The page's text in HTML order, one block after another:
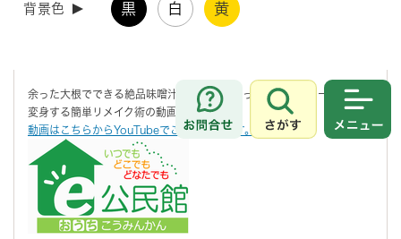
背景色 黒 白 黄
お問合せ
さがす
e公民館／余った大根で作る絶品味噌汁＆ラーメンに大
余った大根でできる絶品味噌汁の作り方と余った味噌汁がラーメンに大
変身する簡単リメイク術の動画です。
動画はこちらからYouTubeでご覧になれます。